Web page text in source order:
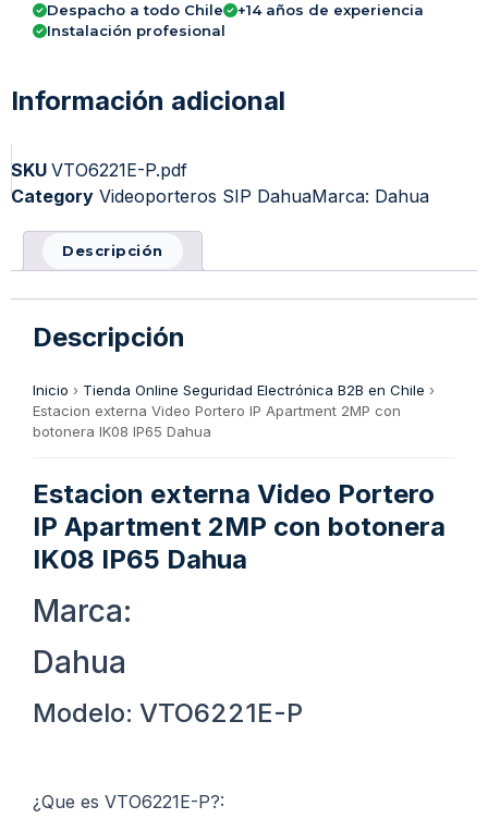
Despacho a todo Chile
+14 años de experiencia
Instalación profesional
Información adicional
SKU VTO6221E-P.pdf
Category Videoporteros SIP DahuaMarca: Dahua
Descripción
Descripción
Inicio › Tienda Online Seguridad Electrónica B2B en Chile ›
Estacion externa Video Portero IP Apartment 2MP con
botonera IK08 IP65 Dahua
Estacion externa Video Portero
IP Apartment 2MP con botonera
IK08 IP65 Dahua
Marca:
Dahua
Modelo: VTO6221E-P
¿Que es VTO6221E-P?: